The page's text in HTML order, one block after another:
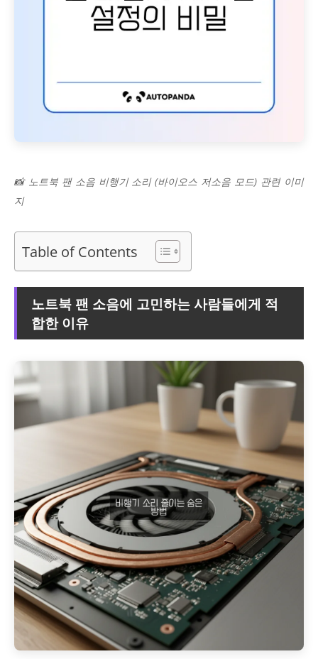
📸 노트북 팬 소음 비행기 소리 (바이오스 저소음 모드) 관련 이미
지
Table of Contents
노트북 팬 소음에 고민하는 사람들에게 적
합한 이유